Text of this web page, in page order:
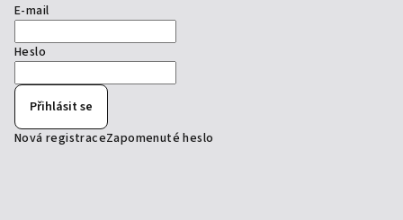
E-mail
Heslo
Přihlásit se
Nová registraceZapomenuté heslo